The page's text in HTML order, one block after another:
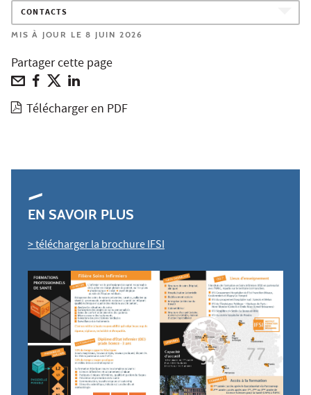
CONTACTS
MIS À JOUR LE 8 JUIN 2026
Partager cette page
Télécharger en PDF
EN SAVOIR PLUS
> télécharger la brochure IFSI